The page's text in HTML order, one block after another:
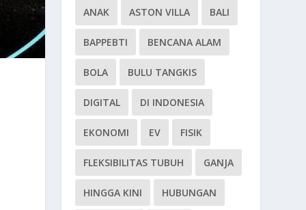
ANAK ASTON VILLA BALI
BAPPEBTI BENCANA ALAM
BOLA BULU TANGKIS
DIGITAL DI INDONESIA
EKONOMI EV FISIK
FLEKSIBILITAS TUBUH GANJA
HINGGA KINI HUBUNGAN